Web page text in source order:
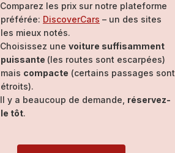
Comparez les prix sur notre plateforme
préférée: DiscoverCars – un des sites
les mieux notés.
Choisissez une voiture suffisamment
puissante (les routes sont escarpées)
mais compacte (certains passages sont
étroits).
Il y a beaucoup de demande, réservez-
le tôt.